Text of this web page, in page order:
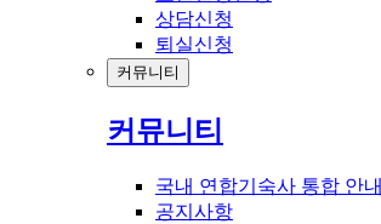
상담신청
퇴실신청
커뮤니티
커뮤니티
국내 연합기숙사 통합 안내
공지사항